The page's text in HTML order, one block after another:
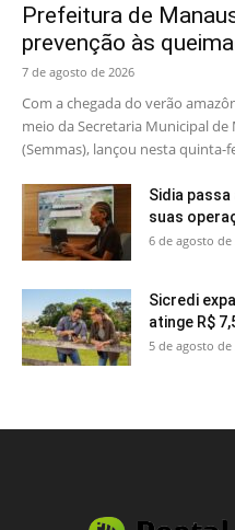
Prefeitura de
prevenção às
7 de agosto de 2026
Com a chegada do verão
meio da Secretaria Municipal
(Semmas), lançou nesta quinta-
Sidia
suas
6 de agosto de
Sicredi
atinge R$
5 de agosto de